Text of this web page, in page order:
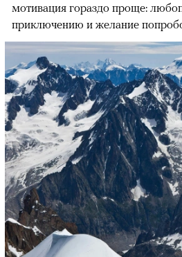
мотивация гораздо проще:
приключению и желание